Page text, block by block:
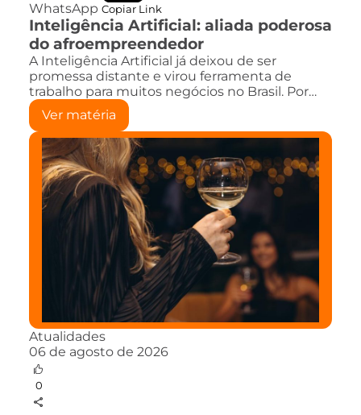
WhatsApp Copiar Link
Inteligência Artificial: aliada poderosa
do afroempreendedor
A Inteligência Artificial já deixou de ser
promessa distante e virou ferramenta de
trabalho para muitos negócios no Brasil. Por…
Ver matéria
Atualidades
06 de agosto de 2026
0